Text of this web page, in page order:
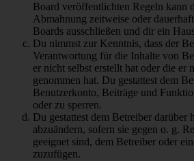
Board veröffentlichten Regeln kann
Abmahnung zeitweise oder
Boards ausschließen und dir ein
Du nimmst zur Kenntnis, dass der
Verantwortung für die Inhalte von
er nicht selbst erstellt hat oder die er
genommen hat. Du gestattest dem
Benutzerkonto, Beiträge und
oder zu sperren.
Du gestattest dem Betreiber darüber
abzuändern, sofern sie gegen o. g.
geeignet sind, dem Betreiber oder
zuzufügen.